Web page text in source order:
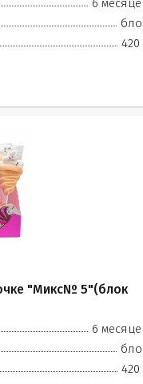
6
420
"Микс№ 5"(блок
6
420